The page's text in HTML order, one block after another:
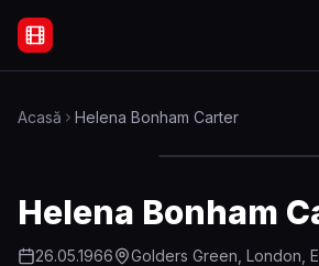
Filme Online Subtitrate - Acasă
Acasă Helena Bonham Carter
Helena Bonham
26.05.1966 Golders Green, London,